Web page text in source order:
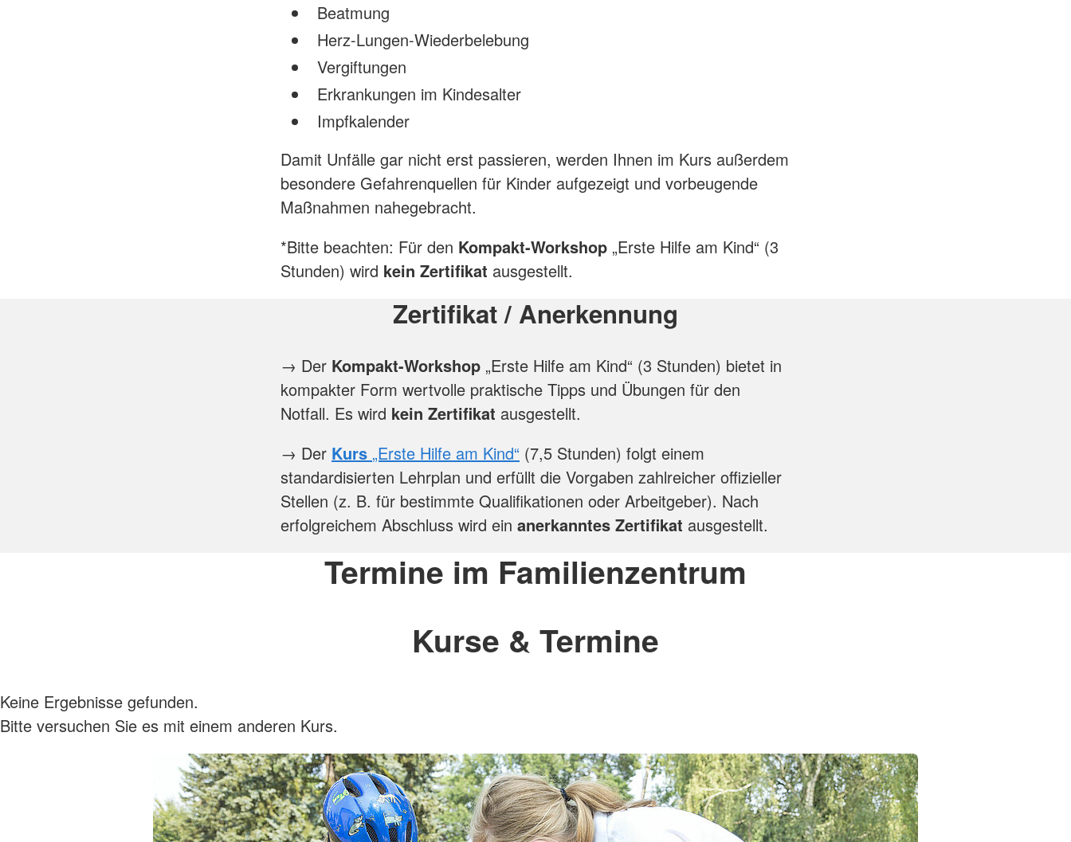
Beatmung
Herz-Lungen-Wiederbelebung
Vergiftungen
Erkrankungen im Kindesalter
Impfkalender
Damit Unfälle gar nicht erst passieren, werden Ihnen im Kurs außerdem
besondere Gefahrenquellen für Kinder aufgezeigt und vorbeugende
Maßnahmen nahegebracht.
*Bitte beachten: Für den Kompakt-Workshop „Erste Hilfe am Kind“ (3
Stunden) wird kein Zertifikat ausgestellt.
Zertifikat / Anerkennung
→ Der Kompakt-Workshop „Erste Hilfe am Kind“ (3 Stunden) bietet in
kompakter Form wertvolle praktische Tipps und Übungen für den
Notfall. Es wird kein Zertifikat ausgestellt.
→ Der Kurs „Erste Hilfe am Kind“ (7,5 Stunden) folgt einem
standardisierten Lehrplan und erfüllt die Vorgaben zahlreicher offizieller
Stellen (z. B. für bestimmte Qualifikationen oder Arbeitgeber). Nach
erfolgreichem Abschluss wird ein anerkanntes Zertifikat ausgestellt.
Termine im Familienzentrum
Kurse & Termine
Keine Ergebnisse gefunden.
Bitte versuchen Sie es mit einem anderen Kurs.